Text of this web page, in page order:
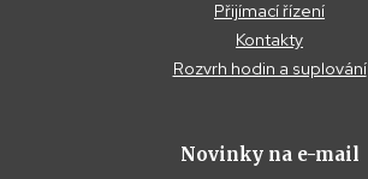
Přijímací řízení
Kontakty
Rozvrh hodin a suplování
Novinky na e-mail